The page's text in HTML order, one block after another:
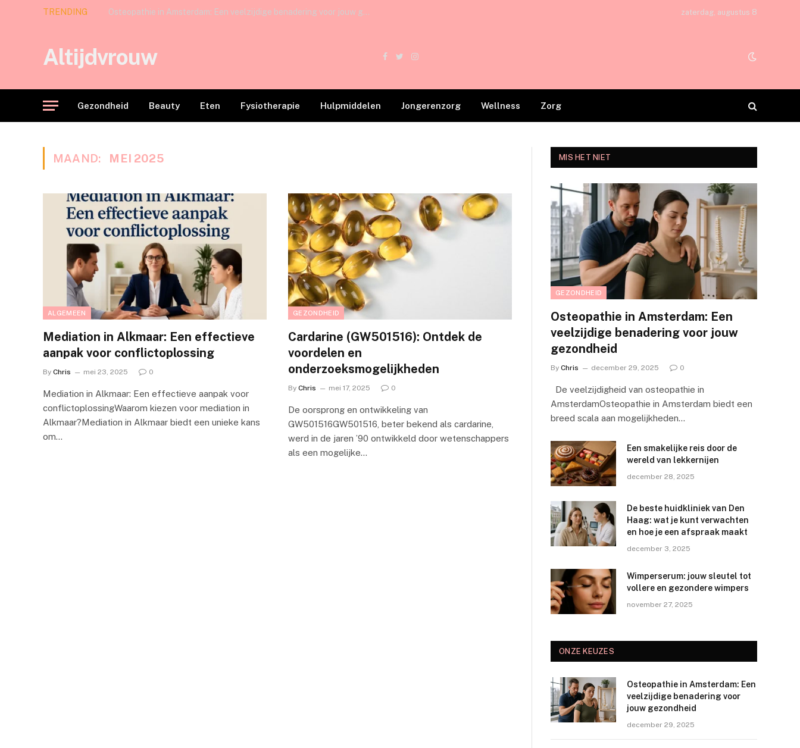
TRENDING Osteopathie in Amsterdam: Een veelzijdige benadering voor jouw gezondheid zaterdag, augustus 8
Altijdvrouw Facebook
TwitterInstagram
Gezondheid Beauty Eten Fysiotherapie Hulpmiddelen Jongerenzorg Wellness Zorg
MAAND: MEI 2025
ALGEMEEN
Mediation in Alkmaar: Een effectieve
aanpak voor conflictoplossing
By Chris mei 23, 2025 0
Mediation in Alkmaar: Een effectieve aanpak voor
conflictoplossingWaarom kiezen voor mediation in
Alkmaar?Mediation in Alkmaar biedt een unieke kans
om…
GEZONDHEID
Cardarine (GW501516): Ontdek de
voordelen en
onderzoeksmogelijkheden
By Chris mei 17, 2025 0
De oorsprong en ontwikkeling van
GW501516GW501516, beter bekend als cardarine,
werd in de jaren ’90 ontwikkeld door wetenschappers
als een mogelijke…
MIS HET NIET
GEZONDHEID
Osteopathie in Amsterdam: Een
veelzijdige benadering voor jouw
gezondheid
By Chris december 29, 2025 0
De veelzijdigheid van osteopathie in
AmsterdamOsteopathie in Amsterdam biedt een
breed scala aan mogelijkheden…
Een smakelijke reis door de
wereld van lekkernijen
december 28, 2025
De beste huidkliniek van Den
Haag: wat je kunt verwachten
en hoe je een afspraak maakt
december 3, 2025
Wimperserum: jouw sleutel tot
vollere en gezondere wimpers
november 27, 2025
ONZE KEUZES
Osteopathie in Amsterdam: Een
veelzijdige benadering voor
jouw gezondheid
december 29, 2025